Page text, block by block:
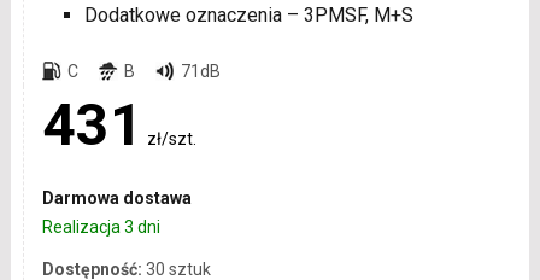
Dodatkowe oznaczenia – 3PMSF, M+S
C B 71dB
431 zł/szt.
Darmowa dostawa
Realizacja 3 dni
Dostępność: 30 sztuk